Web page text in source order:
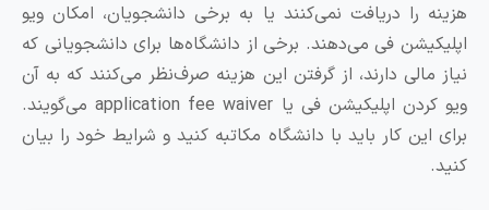
را دریافت نمی‌کنند یا به برخی دانشجویان، امکان ویو
فی می‌دهند. برخی از دانشگاه‌ها برای دانشجویانی که
مالی دارند، از گرفتن این هزینه صرف‌نظر می‌کنند که به آن
ویو کردن اپلیکیشن فی یا application fee waiver می‌گویند.
این کار باید با دانشگاه مکاتبه کنید و شرایط خود را بیان